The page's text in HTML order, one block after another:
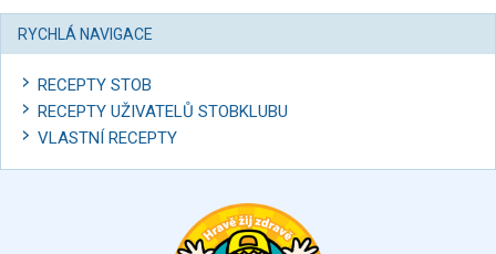
RYCHLÁ NAVIGACE
RECEPTY STOB
RECEPTY UŽIVATELŮ STOBKLUBU
VLASTNÍ RECEPTY